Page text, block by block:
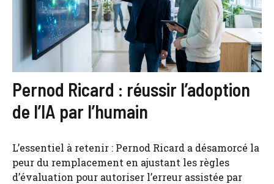
Pernod Ricard : réussir l’adoption
de l’IA par l’humain
L’essentiel à retenir : Pernod Ricard a désamorcé la
peur du remplacement en ajustant les règles
d’évaluation pour autoriser l’erreur assistée par